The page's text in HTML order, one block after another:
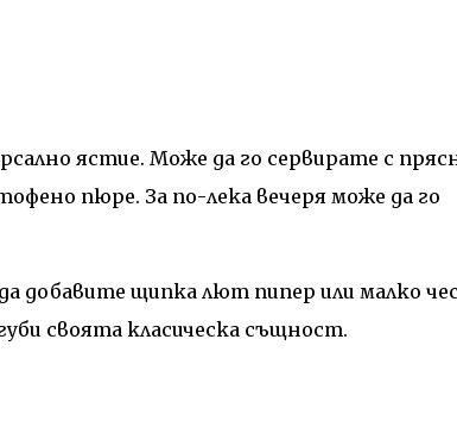
ястие. Може да го сервирате с
пюре. За по-лека вечеря може да го
добавите щипка лют пипер или малко
своята класическа същност.